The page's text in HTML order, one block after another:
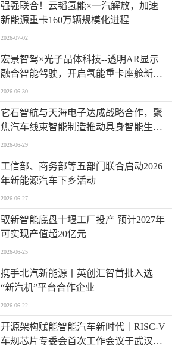
强强联合！云韬氢能×一汽解放，加速
新能源重卡160万辆规模化进程
2026-07-02
宏景智驾×光子晶体科技--透明AR显示
融合智能驾驶，开启氢能重卡座舱新时
代
2026-06-30
它石智航与天海电子达成战略合作，聚
焦汽车线束智能制造推动具身智能生产
落地
2026-06-29
工信部、商务部等五部门联合启动2026
年新能源汽车下乡活动
2026-06-27
驭新智能底盘十堰工厂投产 预计2027年
可实现产值超20亿元
2026-06-25
携手北汽新能源丨英创汇智首批入选
“新汽机”平台合作企业
2026-06-22
开源架构赋能智能汽车新时代｜RISC-V
车规芯片专委会首次工作会议于武汉圆